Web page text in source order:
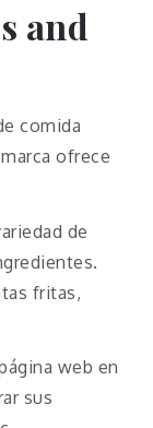
and
comida
ofrece
de
fritas,
web en
sus